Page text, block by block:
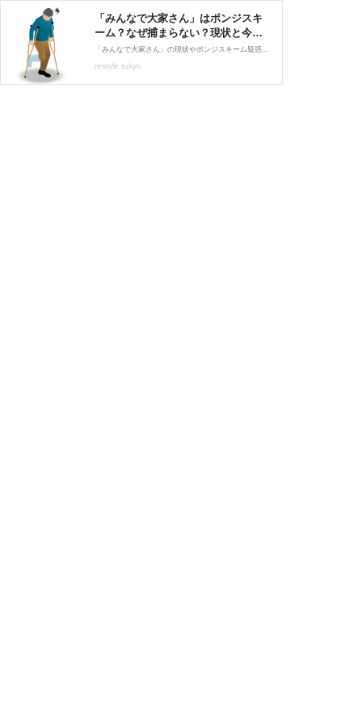
「みんなで大家さん」はポンジスキ
ーム？なぜ捕まらない？現状と今後
の予想
「みんなで大家さん」の現状やポンジスキーム疑惑の真相、今後どうなるのかを詳しく解説します。すでに投資している方や、これから投資を検討している方はご一読ください。
restyle.tokyo